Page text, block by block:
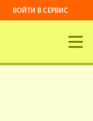
ВОЙТИ В СЕРВИС